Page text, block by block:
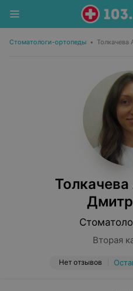
Стоматологи-ортопеды • Толкачева
Вторая
Нет отзывов